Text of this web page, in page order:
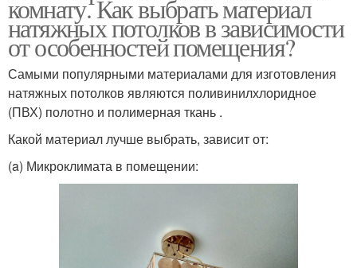
комнату. Как выбрать материал
натяжных потолков в зависимости
от особенностей помещения?
Самыми популярными материалами для изготовления
натяжных потолков являются поливинилхлоридное
(ПВХ) полотно и полимерная ткань .
Какой материал лучше выбрать, зависит от:
(a) Микроклимата в помещении: